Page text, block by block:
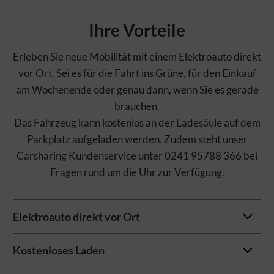
Ihre Vorteile
Erleben Sie neue Mobilität mit einem Elektroauto direkt
vor Ort. Sei es für die Fahrt ins Grüne, für den Einkauf
am Wochenende oder genau dann, wenn Sie es gerade
brauchen.
Das Fahrzeug kann kostenlos an der Ladesäule auf dem
Parkplatz aufgeladen werden. Zudem steht unser
Carsharing Kundenservice unter 0241 95788 366 bei
Fragen rund um die Uhr zur Verfügung.
Elektroauto direkt vor Ort
Das nächste Carsharing-Fahrzeug war noch nie so nah.
Den genauen Standort und die verfügbaren Zeiten
Kostenloses Laden